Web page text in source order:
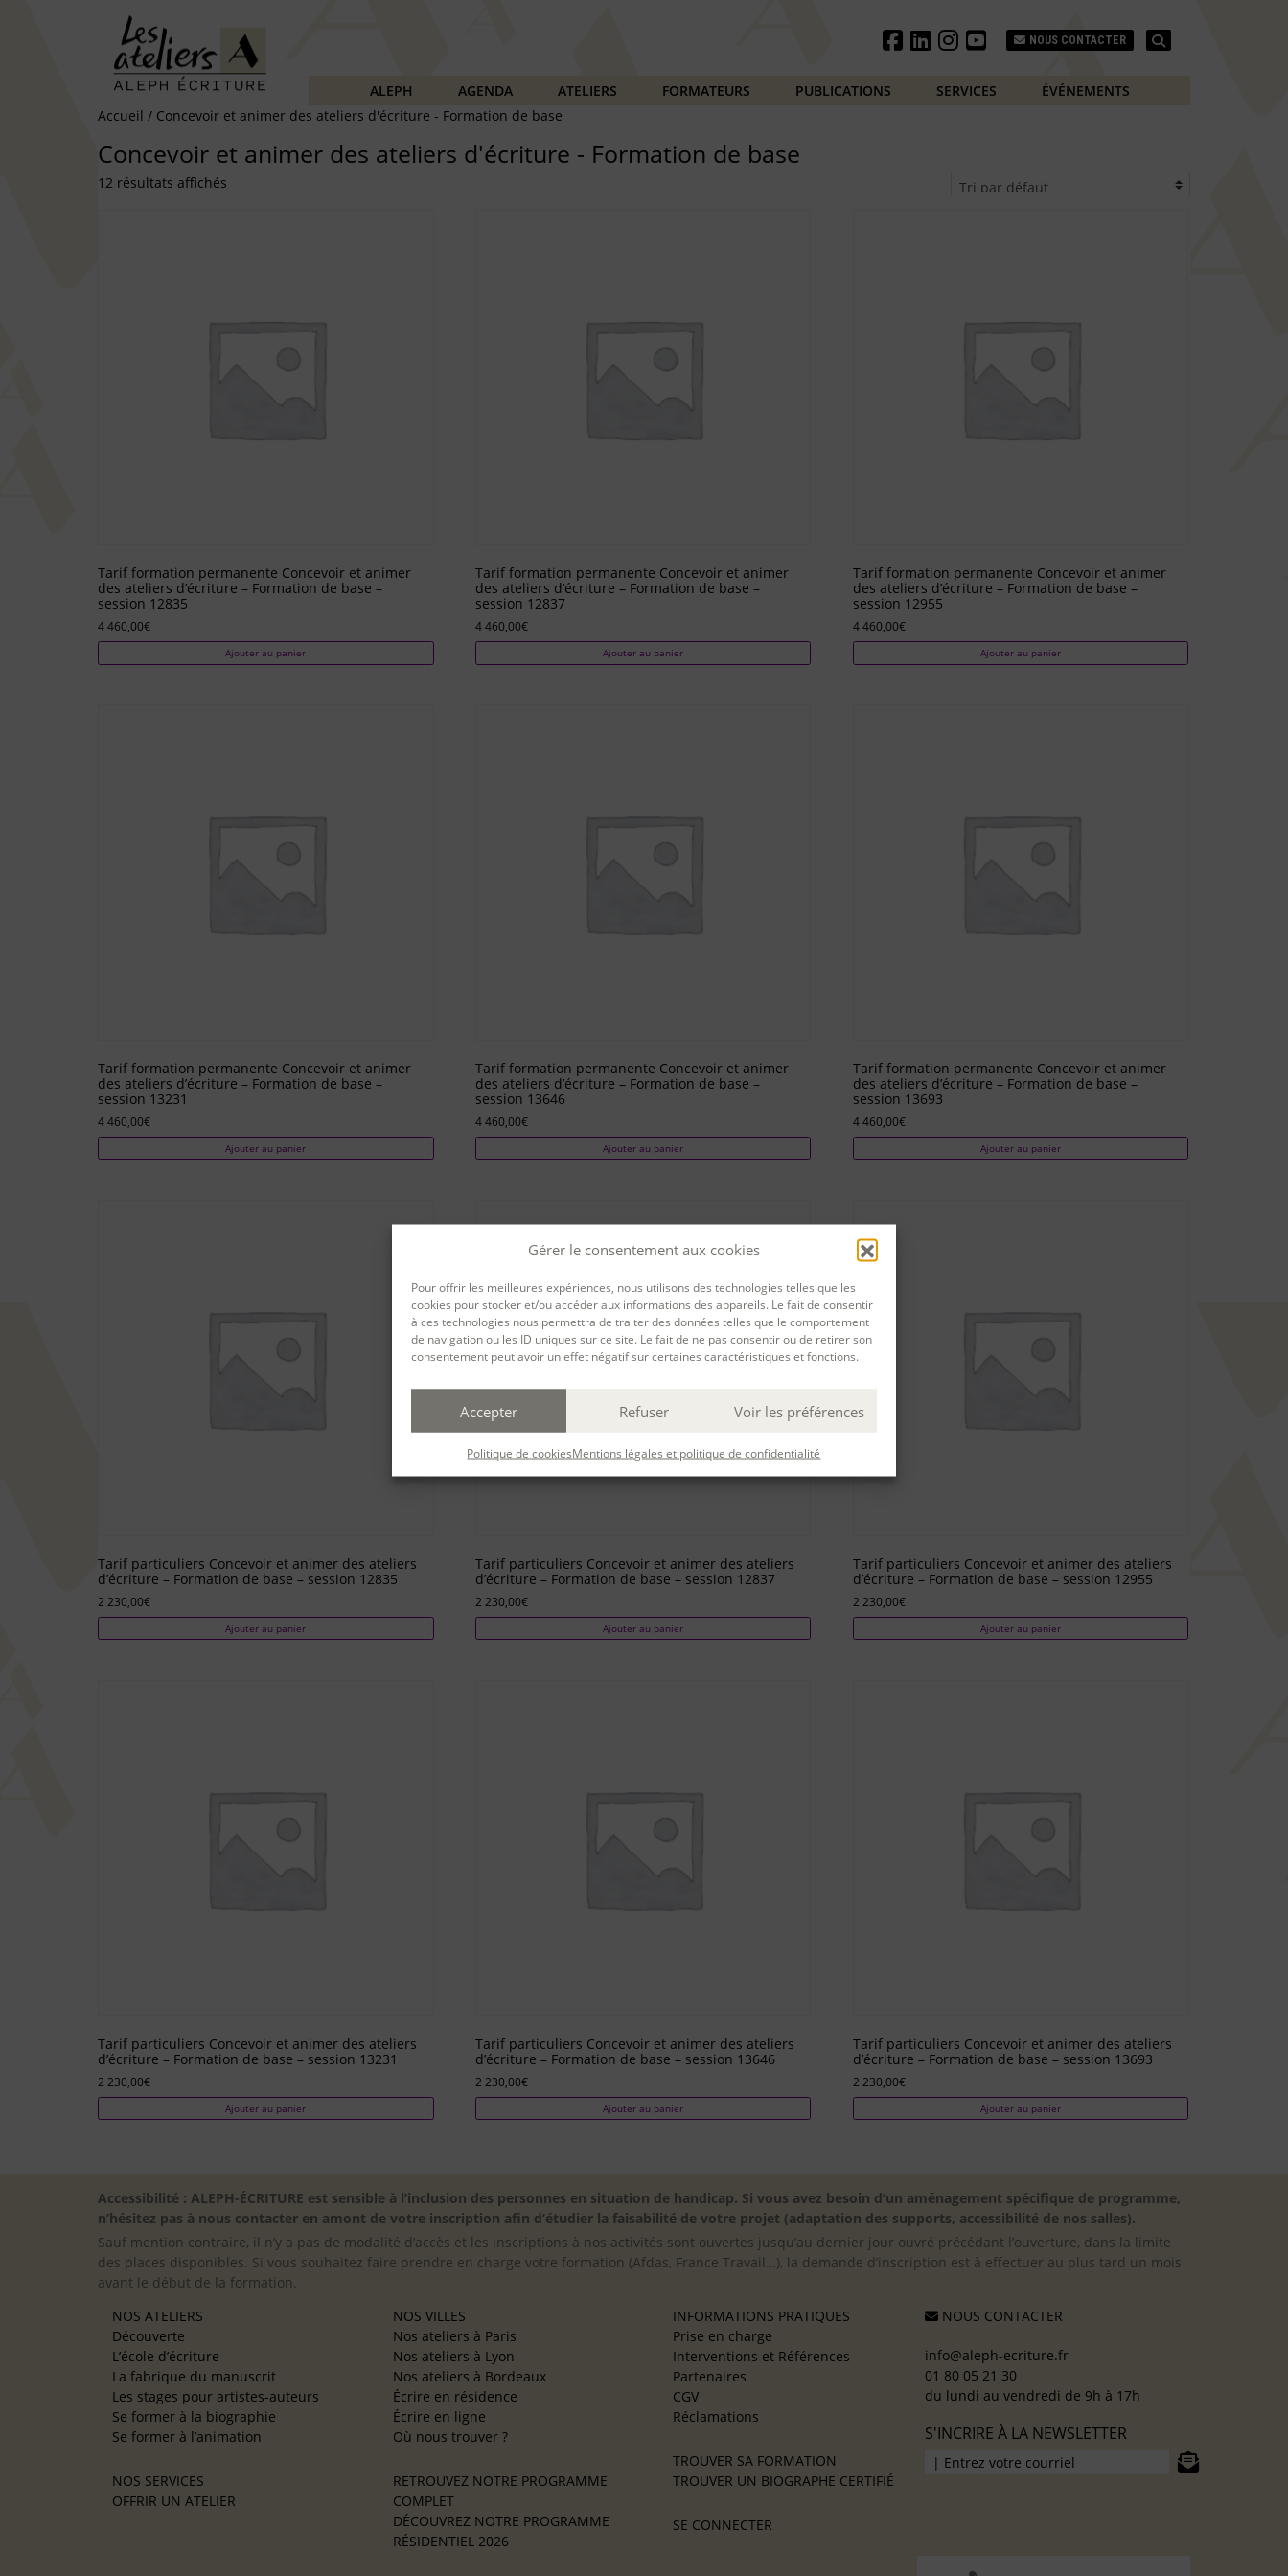
Gérer le consentement aux cookies
Pour offrir les meilleures expériences, nous utilisons des technologies telles que les
cookies pour stocker et/ou accéder aux informations des appareils. Le fait de consentir
à ces technologies nous permettra de traiter des données telles que le comportement
de navigation ou les ID uniques sur ce site. Le fait de ne pas consentir ou de retirer son
consentement peut avoir un effet négatif sur certaines caractéristiques et fonctions.
Accepter Refuser Voir les préférences
Politique de cookiesMentions légales et politique de confidentialité
NOUS CONTACTER
ALEPH AGENDA ATELIERS FORMATEURS PUBLICATIONS SERVICES
ÉVÉNEMENTS
Accueil / Concevoir et animer des ateliers d'écriture - Formation de base
Concevoir et animer des ateliers d'écriture - Formation de base
12 résultats affichés
Tarif formation permanente Concevoir et animer
des ateliers d’écriture – Formation de base –
session 12835
4 460,00€
Ajouter au panier
Tarif formation permanente Concevoir et animer
des ateliers d’écriture – Formation de base –
session 12837
4 460,00€
Ajouter au panier
Tarif formation permanente Concevoir et animer
des ateliers d’écriture – Formation de base –
session 12955
4 460,00€
Ajouter au panier
Tarif formation permanente Concevoir et animer
des ateliers d’écriture – Formation de base –
session 13231
4 460,00€
Ajouter au panier
Tarif formation permanente Concevoir et animer
des ateliers d’écriture – Formation de base –
session 13646
4 460,00€
Ajouter au panier
Tarif formation permanente Concevoir et animer
des ateliers d’écriture – Formation de base –
session 13693
4 460,00€
Ajouter au panier
Tarif particuliers Concevoir et animer des ateliers
d’écriture – Formation de base – session 12835
2 230,00€
Ajouter au panier
Tarif particuliers Concevoir et animer des ateliers
d’écriture – Formation de base – session 12837
2 230,00€
Ajouter au panier
Tarif particuliers Concevoir et animer des ateliers
d’écriture – Formation de base – session 12955
2 230,00€
Ajouter au panier
Tarif particuliers Concevoir et animer des ateliers
d’écriture – Formation de base – session 13231
2 230,00€
Ajouter au panier
Tarif particuliers Concevoir et animer des ateliers
d’écriture – Formation de base – session 13646
2 230,00€
Ajouter au panier
Tarif particuliers Concevoir et animer des ateliers
d’écriture – Formation de base – session 13693
2 230,00€
Ajouter au panier
Accessibilité : ALEPH-ÉCRITURE est sensible à l’inclusion des personnes en situation de handicap. Si vous avez besoin d’un aménagement spécifique de programme,
n’hésitez pas à nous contacter en amont de votre inscription afin d’étudier la faisabilité de votre projet (adaptation des supports, accessibilité de nos salles).
Sauf mention contraire, il n’y a pas de modalité d’accès et les inscriptions à nos activités sont ouvertes jusqu’au dernier jour ouvré précédant l’ouverture, dans la limite
des places disponibles. Si vous souhaitez faire prendre en charge votre formation (Afdas, France Travail…), la demande d’inscription est à effectuer au plus tard un mois
avant le début de la formation.
NOS ATELIERS
Découverte
L’école d’écriture
La fabrique du manuscrit
Les stages pour artistes-auteurs
Se former à la biographie
Se former à l’animation
NOS SERVICES
OFFRIR UN ATELIER
NOS VILLES
Nos ateliers à Paris
Nos ateliers à Lyon
Nos ateliers à Bordeaux
Écrire en résidence
Écrire en ligne
Où nous trouver ?
RETROUVEZ NOTRE PROGRAMME
COMPLET
DÉCOUVREZ NOTRE PROGRAMME
RÉSIDENTIEL 2026
INFORMATIONS PRATIQUES
Prise en charge
Interventions et Références
Partenaires
CGV
Réclamations
TROUVER SA FORMATION
TROUVER UN BIOGRAPHE CERTIFIÉ
SE CONNECTER
NOUS CONTACTER
info@aleph-ecriture.fr
01 80 05 21 30
du lundi au vendredi de 9h à 17h
S'INCRIRE À LA NEWSLETTER